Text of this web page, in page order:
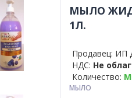
МЫЛО
1Л.
Продавец: ИП
НДС: Не
Количество:
МЫЛО